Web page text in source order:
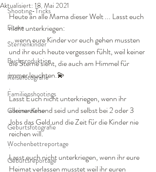
Shooting-Tricks
Eltern
Sternenkinder
Buchproduktion
Reisefotografie
Familienshootings
Corona-Krise
Geburtsfotografie
Wochenbettreportage
Geburtsreportage
Aktualisiert: 18. Mai 2021
Heute an alle Mama dieser Welt ... Lasst euch
nicht unterkriegen:
...wenn eure Kinder vor euch gehen mussten
und ihr euch heute vergessen fühlt, weil keiner
die Sterne sieht, die auch am Himmel für
immer leuchten.💫
.
Lasst Euch nicht unterkriegen, wenn ihr
alleinerziehend seid und selbst bei 2 oder 3
Jobs das Geld und die Zeit für die Kinder nie
reichen will.
.
Lasst euch nicht unterkriegen, wenn ihr eure
Heimat verlassen musstet weil ihr euren